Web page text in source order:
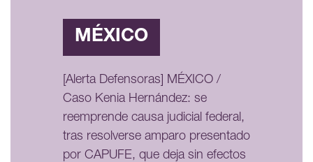
MÉXICO
[Alerta Defensoras] MÉXICO /
Caso Kenia Hernández: se
reemprende causa judicial federal,
tras resolverse amparo presentado
por CAPUFE, que deja sin efectos